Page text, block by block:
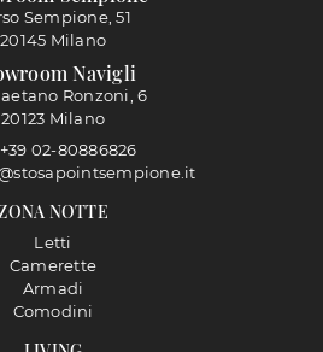
NOTTE
Letti
Camerette
Armadi
Comodini
Sempione, 51
20145 Milano
Navigli
Ronzoni, 6
20123 Milano
02-80886826